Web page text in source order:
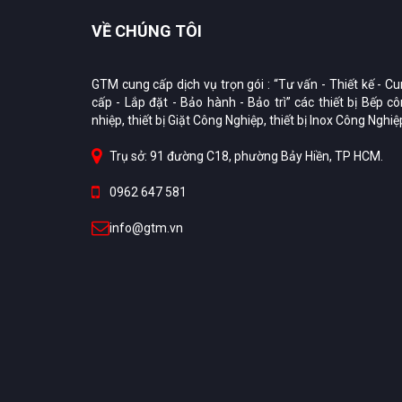
VỀ CHÚNG TÔI
GTM cung cấp dịch vụ trọn gói : “Tư vấn - Thiết kế -
cấp - Lắp đặt - Bảo hành - Bảo trì” các thiết bị Bếp
nhiệp, thiết bị Giặt Công Nghiệp, thiết bị Inox Công
Trụ sở: 91 đường C18, phường Bảy Hiền, TP HCM.
0962 647 581
info@gtm.vn